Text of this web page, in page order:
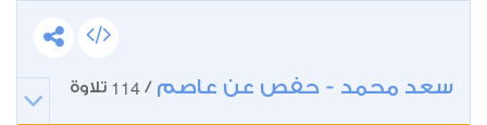
سعد محمد - حفص عن عاصم /
114 تلاوة